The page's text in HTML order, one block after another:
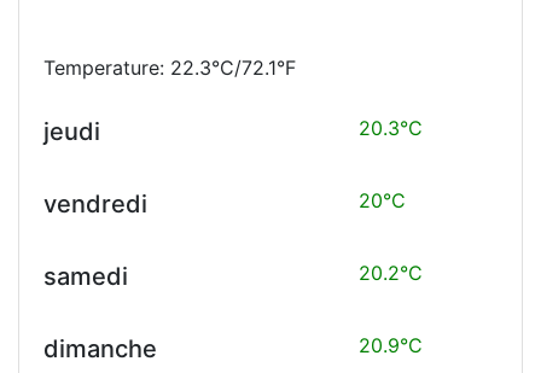
Temperature: 22.3°C/72.1°F
jeudi 20.3°C
vendredi 20°C
samedi 20.2°C
dimanche 20.9°C